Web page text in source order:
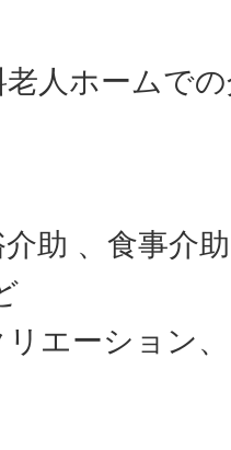
老人ホームで
介助 、食事介
リエーション